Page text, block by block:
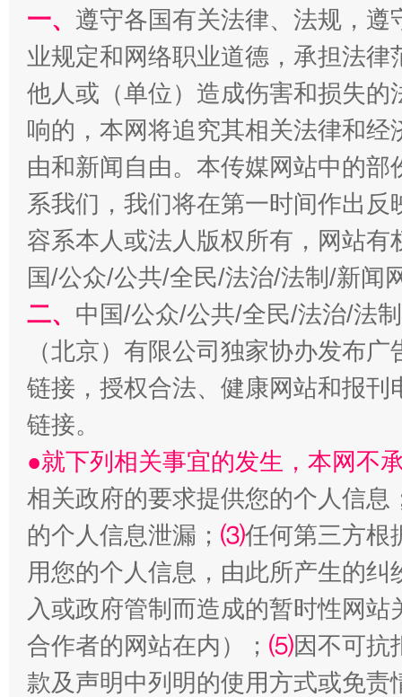
在谋一域中谋全局
今
习近平的博鳌关键词
魏明
“刷贴”乱象丛生
生
一、 遵守各国有关法律、法规，
业规定和网络职业道德，承担法
他人或（单位）造成伤害和损失
响的，本网将追究其相关法律和
由和新闻自由。本传媒网站中的
系我们，我们将在第一时间作出
容系本人或法人版权所有，网站
国/公众/公共/全民/法治/法制/新闻
二、 中国/公众/公共/全民/法治/法
（北京）有限公司独家协办发布
链接，授权合法、健康网站和报
链接。
●就下列相关事宜的发生，本网不
相关政府的要求提供您的个人信息
的个人信息泄漏； ⑶任何第三方根
用您的个人信息，由此所产生的纠
入或政府管制而造成的暂时性网
合作者的网站在内）； ⑸因不可抗
款及声明中列明的使用方式或免责